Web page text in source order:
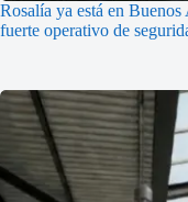
Rosalía ya está en
fuerte operativo de